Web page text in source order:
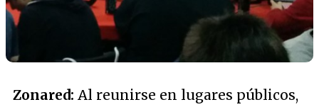
Zonared: Al reunirse en lugares públicos,